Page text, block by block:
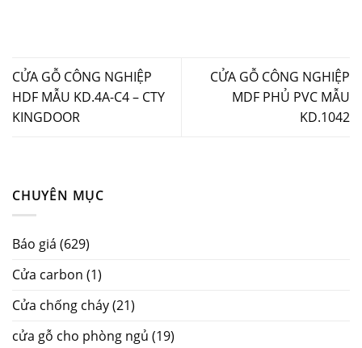
CHUYÊN MỤC
Báo giá (629)
Cửa carbon (1)
Cửa chống cháy(21)
cửa gỗ cho phòng ngủ (19)
CỬA GỖ CÔNG NGHIỆP
HDF MẪU KD.4A-C4 – CTY
KINGDOOR
CỬA GỖ CÔNG NGHIỆP
MDF PHỦ PVC MẪU
KD.1042